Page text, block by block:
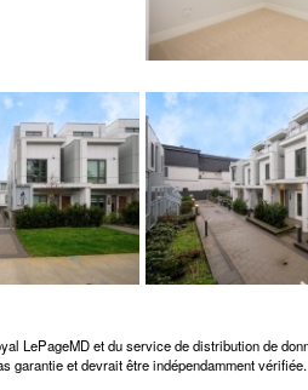
LePageMD et du service de distribution de
garantie et devrait être indépendamment